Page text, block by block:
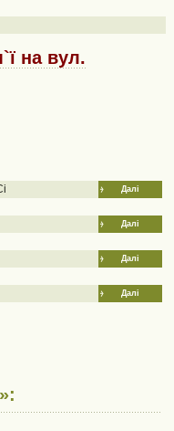
на вул.
Далі
Далі
Далі
Далі